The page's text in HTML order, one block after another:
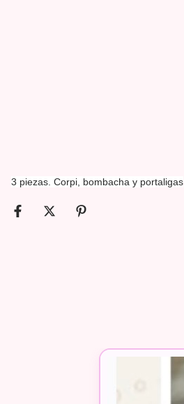
3 piezas. Corpi, bombacha y portaligas